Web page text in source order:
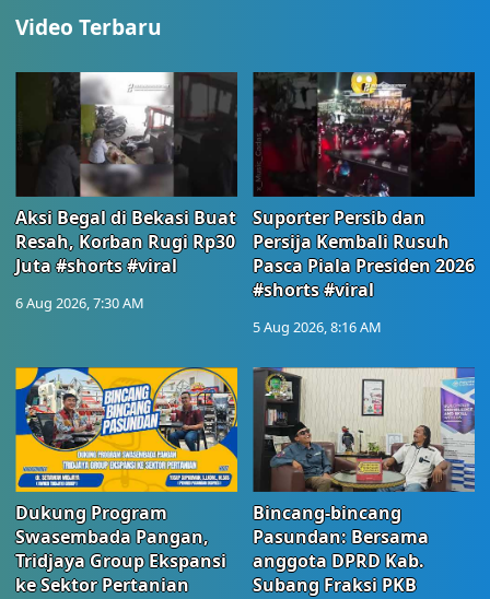
Video Terbaru
Aksi Begal di Bekasi Buat
Resah, Korban Rugi Rp30
Juta #shorts #viral
6 Aug 2026, 7:30 AM
Suporter Persib dan
Persija Kembali Rusuh
Pasca Piala Presiden 2026
#shorts #viral
5 Aug 2026, 8:16 AM
Dukung Program
Swasembada Pangan,
Tridjaya Group Ekspansi
ke Sektor Pertanian
Bincang-bincang
Pasundan: Bersama
anggota DPRD Kab.
Subang Fraksi PKB